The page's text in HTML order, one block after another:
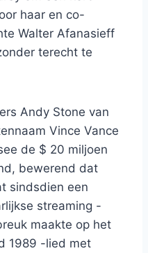
haar en co-
Walter Afanasieff
terecht te
Andy Stone van
Vince Vance
de $ 20 miljoen
bewerend dat
sindsdien een
streaming -
maakte op het
1989 -lied met